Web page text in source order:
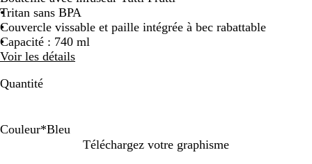
pour
zoomer
et
les
touches
fléchées
défiler
zoomer
zoomer
Tritan sans BPA
Couvercle vissable et paille intégrée à bec rabattable
Capacité : 740 ml
Voir les détails
Quantité
Couleur*Bleu
Téléchargez votre graphisme